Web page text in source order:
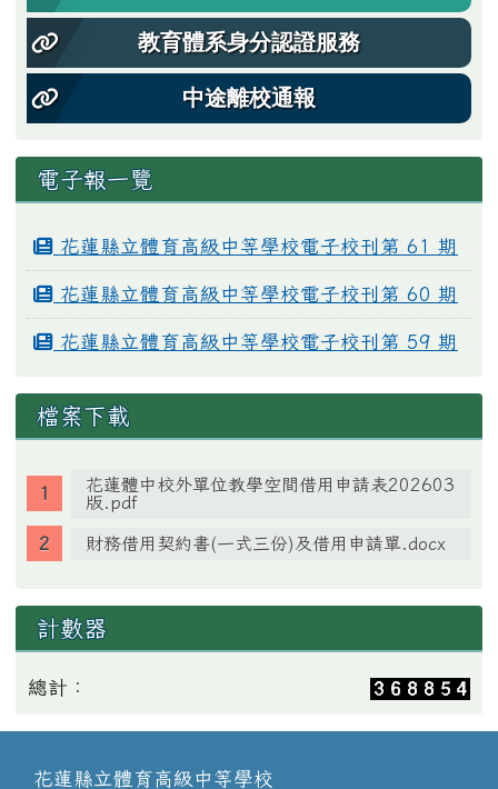
教育體系身分認證服務
中途離校通報
電子報一覽
花蓮縣立體育高級中等學校電子校刊第 61 期
花蓮縣立體育高級中等學校電子校刊第 60 期
花蓮縣立體育高級中等學校電子校刊第 59 期
檔案下載
花蓮體中校外單位教學空間借用申請表202603
版.pdf
財務借用契約書(一式三份)及借用申請單.docx
計數器
總計：
花蓮縣立體育高級中等學校